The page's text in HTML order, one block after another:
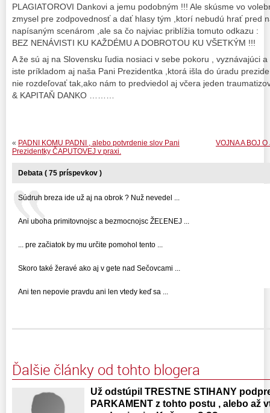
PLAGIATOROVI Dankovi a jemu podobným !!! Ale skúsme vo
zmysel pre zodpovednosť a dať hlasy tým ,ktorí nebudú hrať pred
napísaným scenárom ,ale sa čo najviac priblížia tomuto odkazu :
BEZ NENÁVISTI KU KAŽDÉMU A DOBROTOU KU VŠETKÝM !!!
A že sú aj na Slovensku ľudia nosiaci v sebe pokoru , vyznávajúci
iste príkladom aj naša Pani Prezidentka ,ktorá išla do úradu
nie rozdeľovať tak,ako nám to predviedol aj včera jeden
& KAPITAŇ DANKO ………
VOJNA A BOJ
« PADNI KOMU PADNI , alebo potvrdenie slov Pani
Prezidentky ČAPUTOVEJ v praxi.
Debata ( 75 príspevkov )
Súdruh breza ide už aj na obrok ? Nuž nevedel ...
Ani uboha primitovnojsc a bezmocnojsc ŽEĽENEJ ...
... pre začiatok by mu určite pomohol tento ...
Skoro také žeravé ako aj v gete nad Sečovcami ...
Ani ten nepovie pravdu ani len vtedy keď sa ...
Ďalšie články od tohto blogera
Už odstúpil TRESTNE STIHANY
PARKAMENT z tohto postu , alebo až